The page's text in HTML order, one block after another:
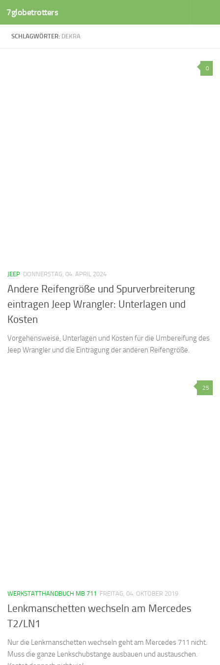
Zum Inhalt springen
7globetrotters
SCHLAGWÖRTER: DEKRA
0
JEEP DONNERSTAG, 04. APRIL 2024
Andere Reifengröße und Spurverbreiterung
eintragen Jeep Wrangler: Unterlagen und
Kosten
Vorgehensweise, Unterlagen und Kosten für die Umbereifung des
Jeep Wrangler und die Eintragung der anderen Reifengröße.
25
WERKSTATTHANDBUCH MB 711 FREITAG, 04. OKTOBER 2019
Lenkmanschetten wechseln am Mercedes
T2/LN1
Nur die Lenkmanschetten wechseln geht am Mercedes 711 nicht.
Muss die ganze Lenkschubstange ausbauen und austauschen.